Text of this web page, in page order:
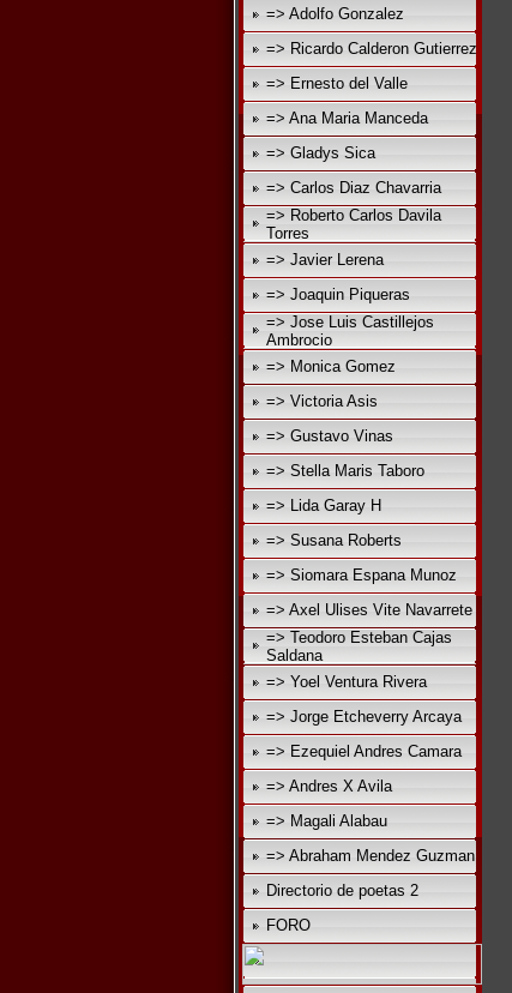
=> Adolfo Gonzalez
=> Ricardo Calderon Gutierrez
=> Ernesto del Valle
=> Ana Maria Manceda
=> Gladys Sica
=> Carlos Diaz Chavarria
=> Roberto Carlos Davila
Torres
=> Javier Lerena
=> Joaquin Piqueras
=> Jose Luis Castillejos
Ambrocio
=> Monica Gomez
=> Victoria Asis
=> Gustavo Vinas
=> Stella Maris Taboro
=> Lida Garay H
=> Susana Roberts
=> Siomara Espana Munoz
=> Axel Ulises Vite Navarrete
=> Teodoro Esteban Cajas
Saldana
=> Yoel Ventura Rivera
=> Jorge Etcheverry Arcaya
=> Ezequiel Andres Camara
=> Andres X Avila
=> Magali Alabau
=> Abraham Mendez Guzman
Directorio de poetas 2
FORO